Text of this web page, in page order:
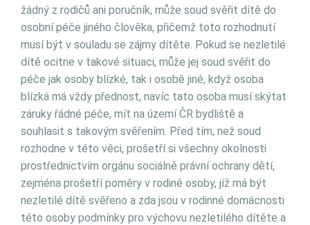
žádný z rodičů ani poručník, může soud svěřit dítě do
osobní péče jiného člověka, přičemž toto rozhodnutí
musí být v souladu se zájmy dítěte. Pokud se nezletilé
dítě ocitne v takové situaci, může jej soud svěřit do
péče jak osoby blízké, tak i osobě jiné, když osoba
blízká má vždy přednost, navíc tato osoba musí skýtat
záruky řádné péče, mít na území ČR bydliště a
souhlasit s takovým svěřením. Před tím, než soud
rozhodne v této věci, prošetří si všechny okolnosti
prostřednictvím orgánu sociálně právní ochrany dětí,
zejména prošetří poměry v rodině osoby, jíž má být
nezletilé dítě svěřeno a zda jsou v rodinné domácnosti
této osoby podmínky pro výchovu nezletilého dítěte a